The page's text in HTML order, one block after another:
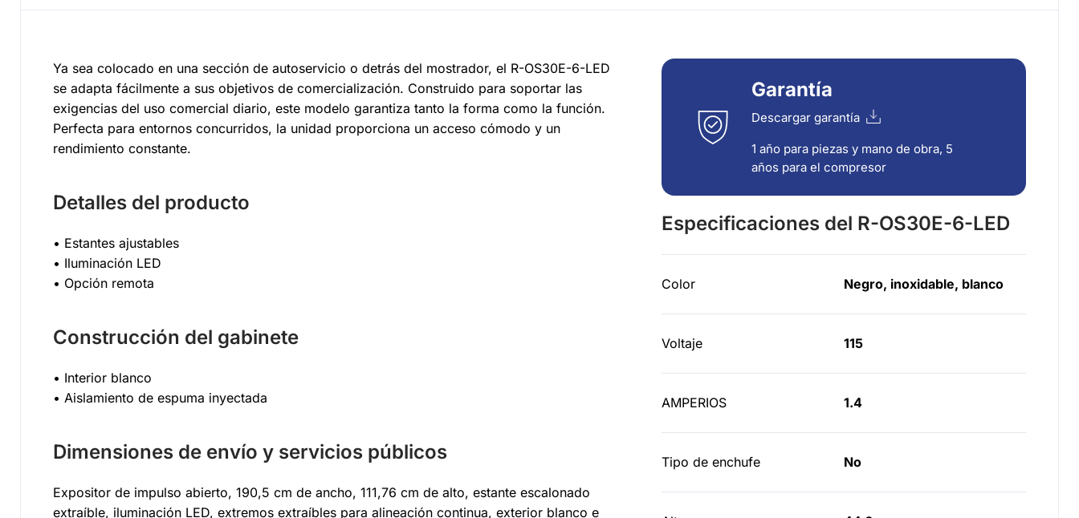
Ya sea colocado en una sección de autoservicio o detrás del mostrador, el R-OS30E-6-LED
se adapta fácilmente a sus objetivos de comercialización. Construido para soportar las
exigencias del uso comercial diario, este modelo garantiza tanto la forma como la función.
Perfecta para entornos concurridos, la unidad proporciona un acceso cómodo y un
rendimiento constante.
Detalles del producto
• Estantes ajustables
• Iluminación LED
• Opción remota
Construcción del gabinete
• Interior blanco
• Aislamiento de espuma inyectada
Dimensiones de envío y servicios públicos
Expositor de impulso abierto, 190,5 cm de ancho, 111,76 cm de alto, estante escalonado
extraíble, iluminación LED, extremos extraíbles para alineación continua, exterior blanco e
Descargar garantía
Garantía
1 año para piezas y mano de obra, 5
años para el compresor
Especificaciones del R-OS30E-6-LED
Color Negro, inoxidable, blanco
Voltaje 115
AMPERIOS 1.4
Tipo de enchufe No